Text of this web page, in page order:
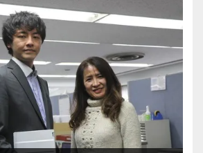
客の獲得により新たなスタッ
す。
応しているため、経験者はこれ
かしながらさらなるステップア
ができます。経験の浅い方で
ての学びが多い環境です。
や相続に関する案件も増え、